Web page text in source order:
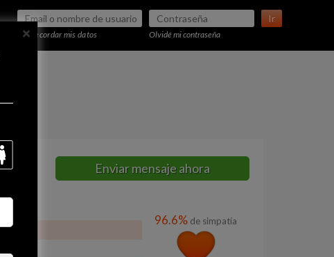
Ir
Recordar mis datos Olvidé mi contraseña
Enviar mensaje ahora
96.6% de simpatía
×